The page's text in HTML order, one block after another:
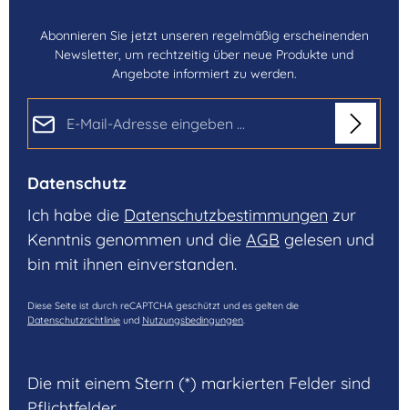
Abonnieren Sie jetzt unseren regelmäßig erscheinenden
Newsletter, um rechtzeitig über neue Produkte und
Angebote informiert zu werden.
Datenschutz
Ich habe die Datenschutzbestimmungen zur
Kenntnis genommen und die AGB gelesen und
bin mit ihnen einverstanden.
Diese Seite ist durch reCAPTCHA geschützt und es gelten die
Datenschutzrichtlinie und Nutzungsbedingungen.
Die mit einem Stern (*) markierten Felder sind